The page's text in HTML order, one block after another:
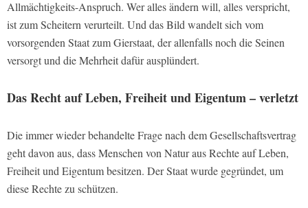
Allmächtigkeits-Anspruch. Wer alles ändern will, alles verspricht,
ist zum Scheitern verurteilt. Und das Bild wandelt sich vom
vorsorgenden Staat zum Gierstaat, der allenfalls noch die Seinen
versorgt und die Mehrheit dafür ausplündert.
Das Recht auf Leben, Freiheit und Eigentum – verletzt
Die immer wieder behandelte Frage nach dem Gesellschaftsvertrag
geht davon aus, dass Menschen von Natur aus Rechte auf Leben,
Freiheit und Eigentum besitzen. Der Staat wurde gegründet, um
diese Rechte zu schützen.